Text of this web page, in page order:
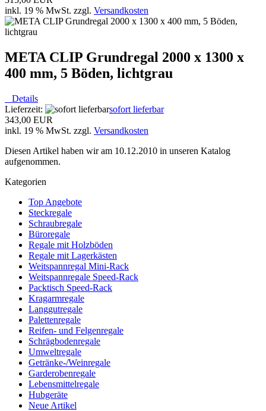
inkl. 19 % MwSt. zzgl. Versandkosten
META CLIP Grundregal 2000 x 1300 x
400 mm, 5 Böden, lichtgrau
Details
Lieferzeit:
sofort lieferbar
343,00 EUR
inkl. 19 % MwSt. zzgl. Versandkosten
Diesen Artikel haben wir am 10.12.2010 in unseren Katalog
aufgenommen.
Kategorien
Top Angebote
Steckregale
Schraubregale
Büroregale
Regale mit Holzböden
Regale mit Lagerkästen
Weitspannregal Mini-Rack
Weitspannregale Speed-Rack
Packtisch Speed-Rack
Kragarmregale
Langgutregale
Palettenregale
Reifen- und Felgenregale
Schrägbodenregale
Umweltregale
Getränke-/Weinregale
Garderobenregale
Lebensmittelregale
Hubgeräte
Neue Artikel